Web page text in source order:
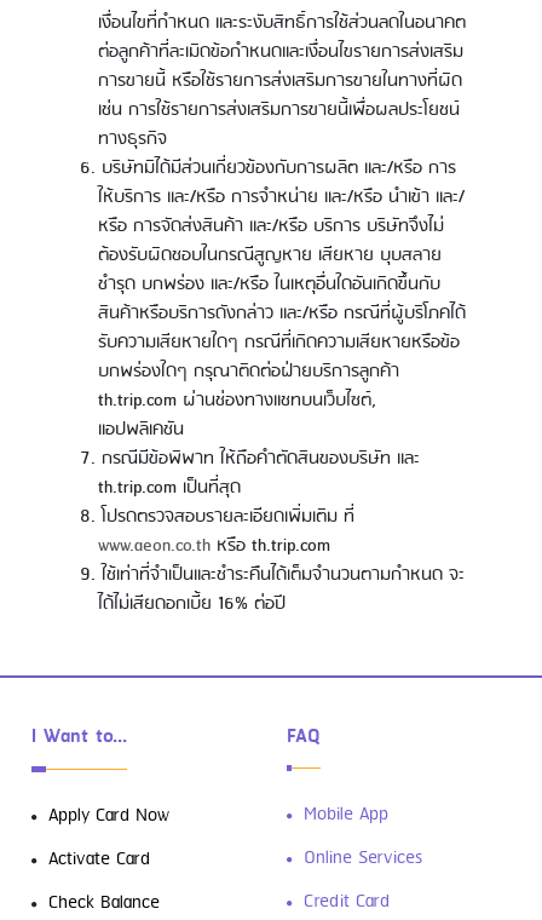
เงื่อนไขที่กำหนด และระงับสิทธิ์การใช้ส่วนลดในอนาคต
ต่อลูกค้าที่ละเมิดข้อกำหนดและเงื่อนไขรายการส่งเสริม
การขายนี้ หรือใช้รายการส่งเสริมการขายในทางที่ผิด
เช่น การใช้รายการส่งเสริมการขายนี้เพื่อผลประโยชน์
ทางธุรกิจ
บริษัทมิได้มีส่วนเกี่ยวข้องกับการผลิต และ/หรือ การ
ให้บริการ และ/หรือ การจำหน่าย และ/หรือ นำเข้า และ/
หรือ การจัดส่งสินค้า และ/หรือ บริการ บริษัทจึงไม่
ต้องรับผิดชอบในกรณีสูญหาย เสียหาย บุบสลาย
ชำรุด บกพร่อง และ/หรือ ในเหตุอื่นใดอันเกิดขึ้นกับ
สินค้าหรือบริการดังกล่าว และ/หรือ กรณีที่ผู้บริโภคได้
รับความเสียหายใดๆ กรณีที่เกิดความเสียหายหรือข้อ
บกพร่องใดๆ กรุณาติดต่อฝ่ายบริการลูกค้า
th.trip.com ผ่านช่องทางแชทบนเว็บไซต์,
แอปพลิเคชัน
กรณีมีข้อพิพาท ให้ถือคำตัดสินของบริษัท และ
th.trip.com เป็นที่สุด
โปรดตรวจสอบรายละเอียดเพิ่มเติม ที่
www.aeon.co.th หรือ th.trip.com
ใช้เท่าที่จำเป็นและชำระคืนได้เต็มจำนวนตามกำหนด จะ
ได้ไม่เสียดอกเบี้ย 16% ต่อปี
I Want to...
Apply Card Now
Activate Card
Check Balance
FAQ
Mobile App
Online Services
Credit Card